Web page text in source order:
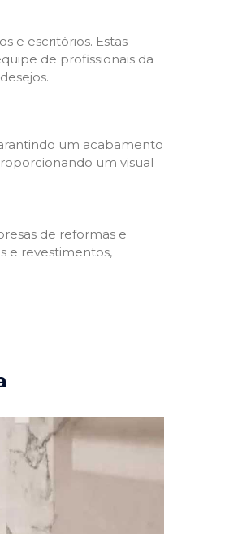
e escritórios. Estas
de profissionais da
um acabamento
um visual
de reformas e
e revestimentos,